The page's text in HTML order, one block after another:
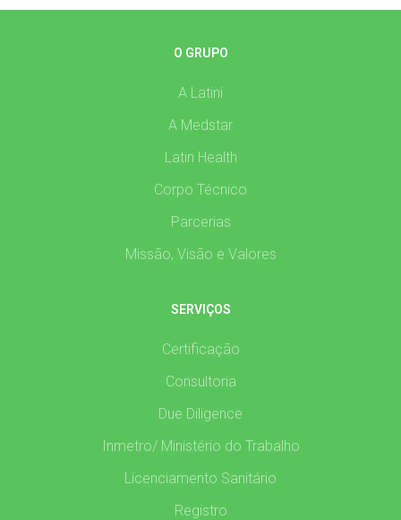
O GRUPO
A Latini
A Medstar
Latin Health
Corpo Técnico
Parcerias
Missão, Visão e Valores
SERVIÇOS
Certificação
Consultoria
Due Diligence
Inmetro/ Ministério do Trabalho
Licenciamento Sanitário
Registro